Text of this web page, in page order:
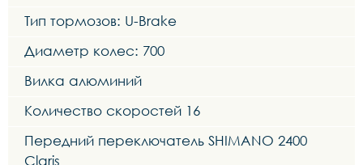
Тип тормозов: U-Brake
Диаметр колес: 700
Вилка алюминий
Количество скоростей 16
Передний переключатель SHIMANO 2400
Claris